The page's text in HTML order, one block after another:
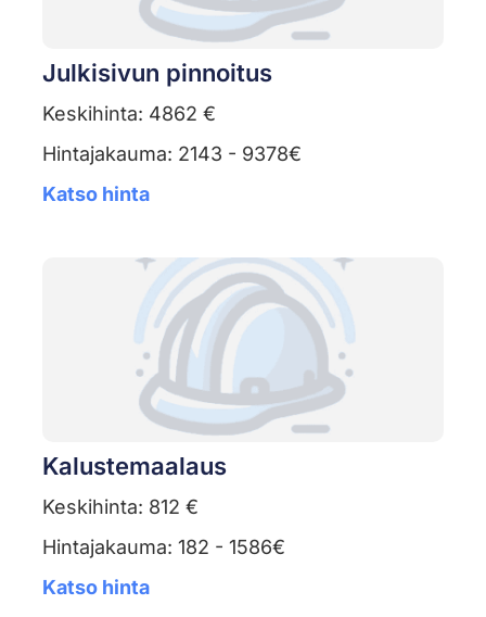
Julkisivun pinnoitus
Keskihinta: 4862 €
Hintajakauma: 2143 - 9378€
Katso hinta
Kalustemaalaus
Keskihinta: 812 €
Hintajakauma: 182 - 1586€
Katso hinta